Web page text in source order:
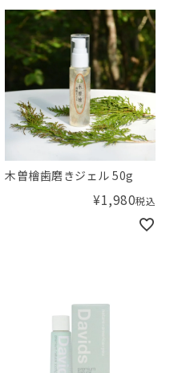
木曽檜歯磨きジェル 50g
¥1,980税込